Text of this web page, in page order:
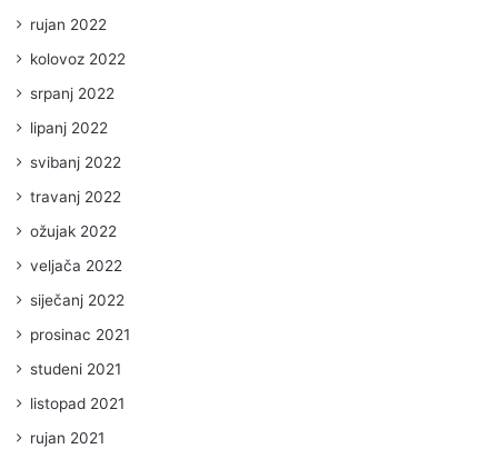
rujan 2022
kolovoz 2022
srpanj 2022
lipanj 2022
svibanj 2022
travanj 2022
ožujak 2022
veljača 2022
siječanj 2022
prosinac 2021
studeni 2021
listopad 2021
rujan 2021